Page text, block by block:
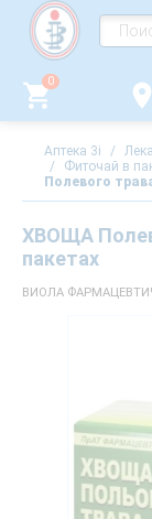
0
Аптека 3i /
/
Фиточай в
Полевого
ХВОЩА
пакетах
ВИОЛА